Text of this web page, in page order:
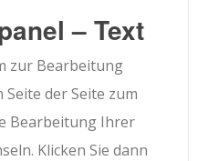
– Text
zur Bearbeitung
der Seite zum
Bearbeitung Ihrer
Klicken Sie dann